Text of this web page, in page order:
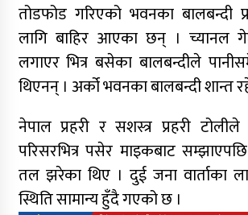
तोडफोड गरिएको भवनका बालबन्दी
लागि बाहिर आएका छन् । च्यानल
लगाएर भित्र बसेका बालबन्दीले
थिएनन् । अर्को भवनका बालबन्दी शान्त
नेपाल प्रहरी र सशस्त्र प्रहरी
परिसरभित्र पसेर माइकबाट
तल झरेका थिए । दुई जना वार्ताका
स्थिति सामान्य हुँदै गएको छ ।